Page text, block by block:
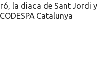
la diada de Sant Jordi y
Catalunya